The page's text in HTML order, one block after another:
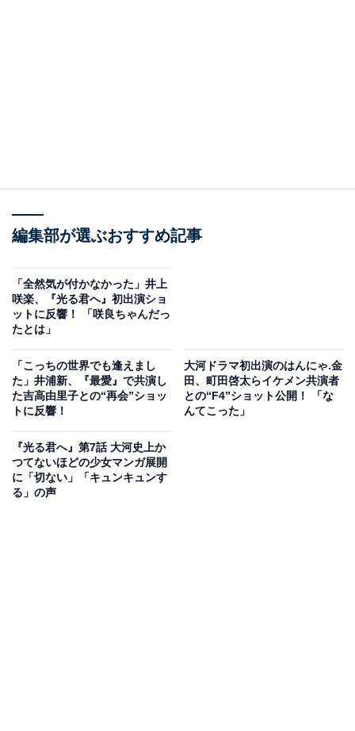
近。兼家に嫌われ幼い頃から折檻（せっかん）を受けて
いると切なげに語る道兼に同情する為時。すると道兼は
突然、為時の家を訪ねて来ます。期せずして母の仇であ
席に参じると母から習った琵琶を披露し、憎き仇を目の
前に「母は病気で亡くなった」と説明。いつまでも道兼
に自分の心を振り回されたくないという決意表明でもあ
りました。
一方、道長が暮らす東三条殿に盗賊が出現。その正体
編集部が選ぶおすすめ記事
「全然気が付かなかった」井上
咲楽、『光る君へ』初出演ショ
ットに反響！ 「咲良ちゃんだっ
たとは」
「こっちの世界でも逢えまし
た」井浦新、『最愛』で共演し
た吉高由里子との“再会”ショッ
トに反響！
大河ドラマ初出演のはんにゃ.金
田、町田啓太らイケメン共演者
との“F4”ショット公開！ 「な
んてこった」
『光る君へ』第7話 大河史上か
つてないほどの少女マンガ展開
に「切ない」「キュンキュンす
る」の声